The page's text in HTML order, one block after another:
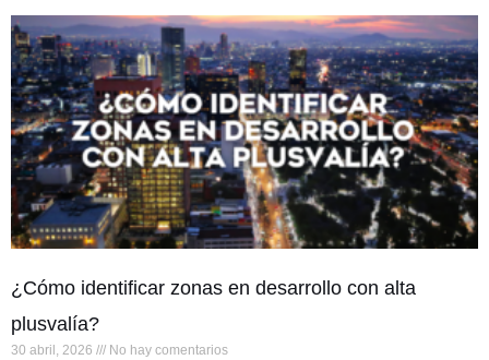
¿Cómo identificar zonas en desarrollo con alta
plusvalía?
30 abril, 2026 No hay comentarios